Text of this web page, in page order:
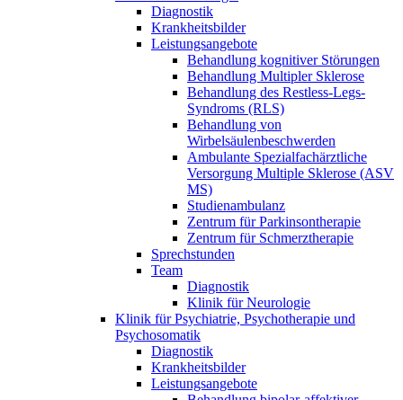
Diagnostik
Krankheitsbilder
Leistungsangebote
Behandlung kognitiver Störungen
Behandlung Multipler Sklerose
Behandlung des Restless-Legs-
Syndroms (RLS)
Behandlung von
Wirbelsäulenbeschwerden
Ambulante Spezialfachärztliche
Versorgung Multiple Sklerose (ASV
MS)
Studienambulanz
Zentrum für Parkinsontherapie
Zentrum für Schmerztherapie
Sprechstunden
Team
Diagnostik
Klinik für Neurologie
Klinik für Psychiatrie, Psychotherapie und
Psychosomatik
Diagnostik
Krankheitsbilder
Leistungsangebote